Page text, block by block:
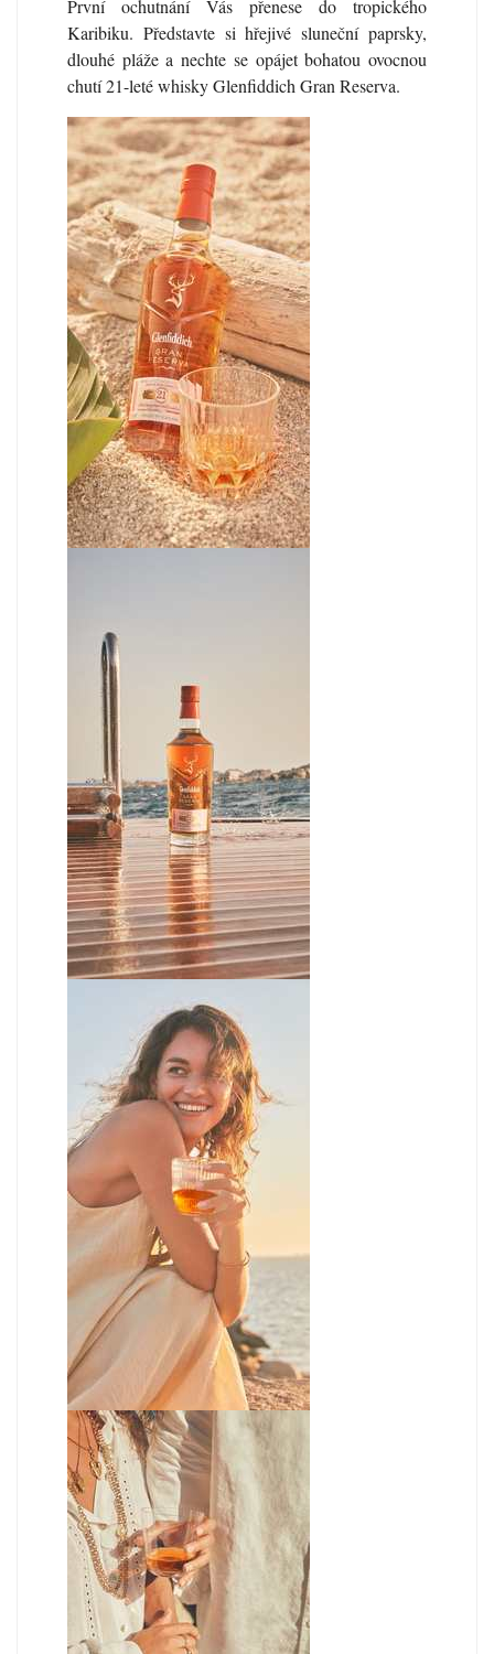
První ochutnání Vás přenese do tropického
Karibiku. Představte si hřejivé sluneční paprsky,
dlouhé pláže a nechte se opájet bohatou ovocnou
chutí 21-leté whisky Glenfiddich Gran Reserva.